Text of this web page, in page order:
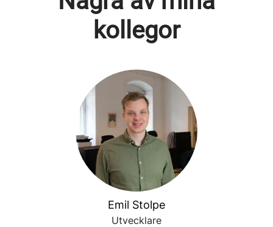
kollegor
Emil Stolpe
Utvecklare